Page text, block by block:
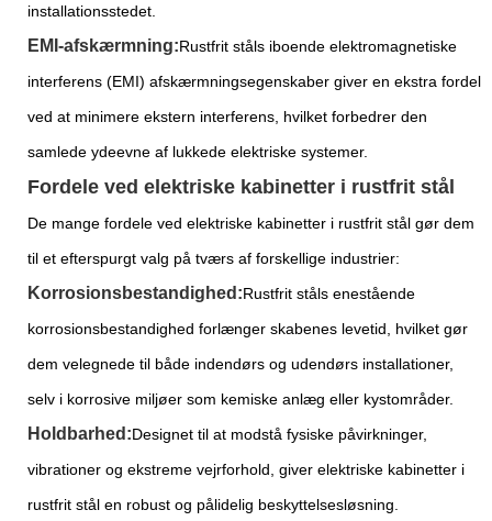
installationsstedet.
EMI-afskærmning:Rustfrit ståls iboende elektromagnetiske
interferens (EMI) afskærmningsegenskaber giver en ekstra fordel
ved at minimere ekstern interferens, hvilket forbedrer den
samlede ydeevne af lukkede elektriske systemer.
Fordele ved elektriske kabinetter i rustfrit stål
De mange fordele ved elektriske kabinetter i rustfrit stål gør dem
til et efterspurgt valg på tværs af forskellige industrier:
Korrosionsbestandighed:Rustfrit ståls enestående
korrosionsbestandighed forlænger skabenes levetid, hvilket gør
dem velegnede til både indendørs og udendørs installationer,
selv i korrosive miljøer som kemiske anlæg eller kystområder.
Holdbarhed:Designet til at modstå fysiske påvirkninger,
vibrationer og ekstreme vejrforhold, giver elektriske kabinetter i
rustfrit stål en robust og pålidelig beskyttelsesløsning.